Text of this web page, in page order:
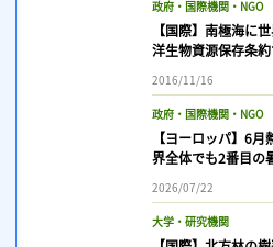
政府・国際機関・NGO
【国際】南極海に
洋生物資源保存条
2016/11/16
政府・国際機関・NGO
【ヨーロッパ】6
界全体でも2番目の
2026/07/22
大学・研究機関